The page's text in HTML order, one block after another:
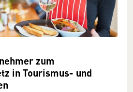
zum
in Tourismus- und